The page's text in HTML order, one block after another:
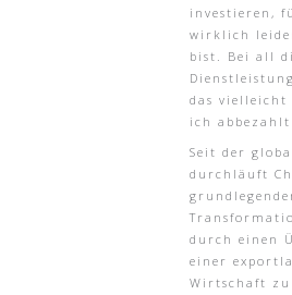
investieren,
wirklich
bist. Bei all
das vielleicht
ich abbezahlt
Seit der
durchläuft
durch einen
einer
Wirtschaft zu